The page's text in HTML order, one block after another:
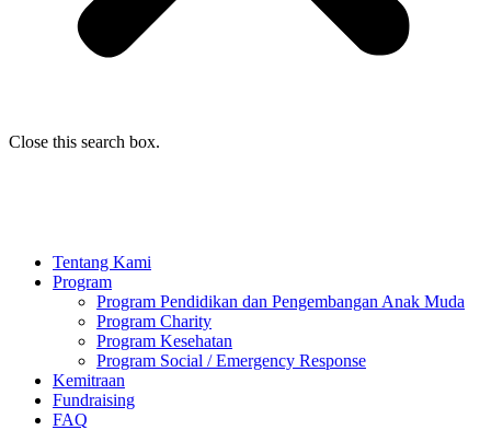
Close this search box.
Tentang Kami
Program
Program Pendidikan dan Pengembangan Anak Muda
Program Charity
Program Kesehatan
Program Social / Emergency Response
Kemitraan
Fundraising
FAQ